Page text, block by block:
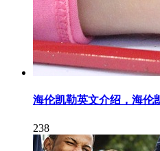
海伦凯勒英文介绍，海伦
238